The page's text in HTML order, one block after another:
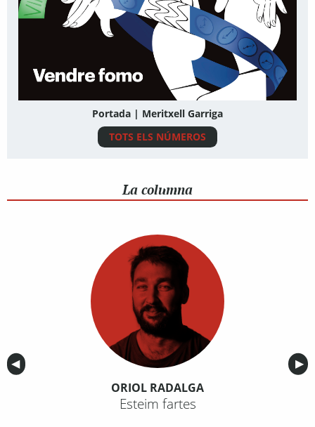
Portada | Meritxell Garriga
TOTS ELS NÚMEROS
La columna
Anterior
◀︎ ▶︎
ORIOL RADALGA
Esteim fartes